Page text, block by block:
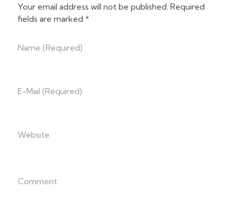
Your email address will not be published. Required
fields are marked *
Name (required)
E-Mail (required)
Website
Comment